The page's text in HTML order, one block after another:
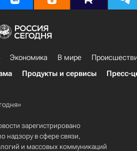
Экономика В мире
Продукты и сервисы Пресс-
зарегистрировано
надзору в сфере связи,
и массовых коммуникаций